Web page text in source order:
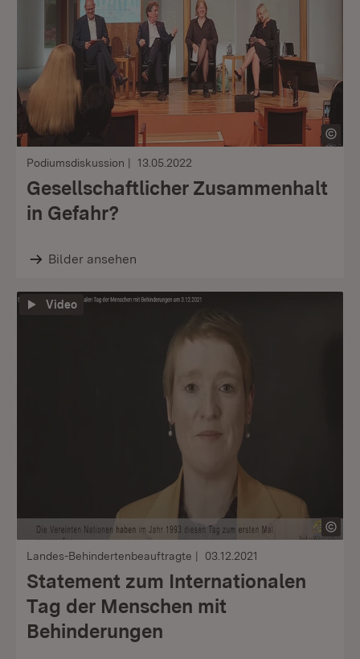
Podiumsdiskussion 13.05.2022
Gesellschaftlicher Zusammenhalt
in Gefahr?
Bilder ansehen
Video
Landes-Behindertenbeauftragte 03.12.2021
Statement zum Internationalen
Tag der Menschen mit
Behinderungen